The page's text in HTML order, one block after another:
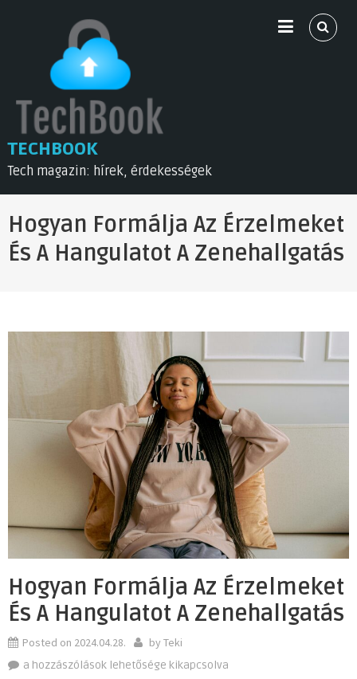
TECHBOOK
Tech magazin: hírek, érdekességek
Hogyan Formálja Az Érzelmeket
És A Hangulatot A Zenehallgatás
Hogyan Formálja Az Érzelmeket
És A Hangulatot A Zenehallgatás
Posted on 2024.04.28. by Teki
Hogyan
a hozzászólások lehetősége kikapcsolva